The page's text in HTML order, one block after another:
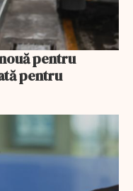
pentru
pentru